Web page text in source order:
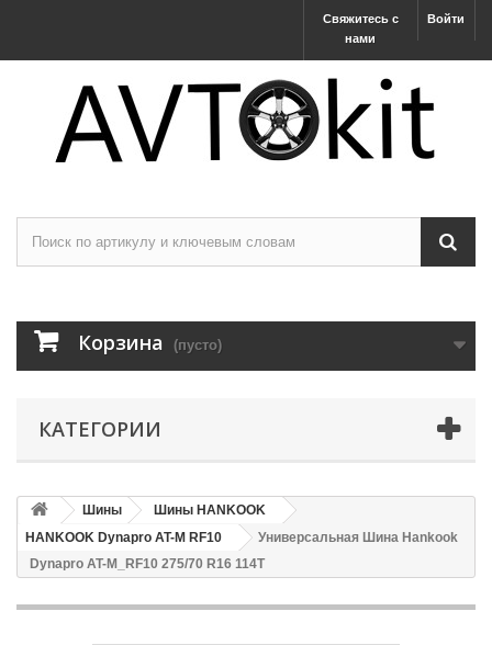
Войти
Свяжитесь с
нами
Корзина (пусто)
КАТЕГОРИИ
Шины
Шины HANKOOK
HANKOOK Dynapro AT-M RF10
Универсальная Шина Hankook
Dynapro AT-M_RF10 275/70 R16 114T